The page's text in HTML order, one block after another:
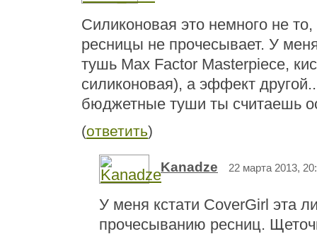
Силиконовая это немного не то,
ресницы не прочесывает. У
тушь Max Factor Masterpiece,
силиконовая), а эффект
бюджетные туши ты считаешь
(ответить)
Kanadze 22 марта 2013,
У меня кстати CoverGirl эта
прочесыванию ресниц.